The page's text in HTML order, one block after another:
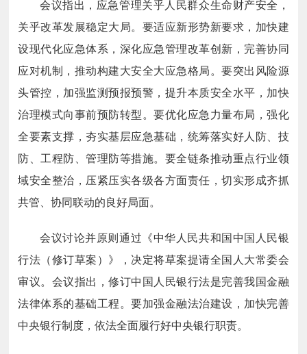
会议指出，应急管理关乎人民群众生命财产安全，
关乎改革发展稳定大局。要适应新形势新要求，加快建
设现代化应急体系，深化应急管理改革创新，完善协同
应对机制，推动构建大安全大应急格局。要突出风险源
头管控，加强监测预报预警，提升本质安全水平，加快
治理模式向事前预防转型。要优化应急力量布局，强化
全要素支撑，夯实基层应急基础，统筹落实好人防、技
防、工程防、管理防等措施。要全链条推动重点行业领
域安全整治，压紧压实各级各方面责任，切实形成齐抓
共管、协同联动的良好局面。
会议讨论并原则通过《中华人民共和国中国人民银
行法（修订草案）》，决定将草案提请全国人大常委会
审议。会议指出，修订中国人民银行法是完善我国金融
法律体系的基础工程。要加强金融法治建设，加快完善
中央银行制度，依法全面履行好中央银行职责。